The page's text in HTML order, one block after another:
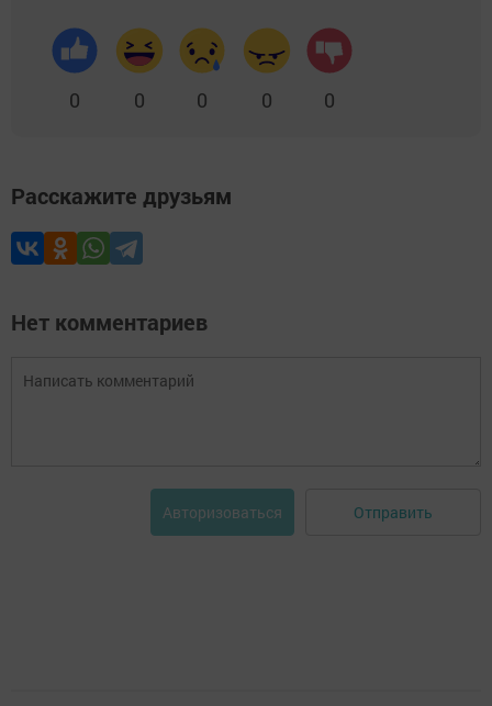
0 0 0 0 0
Расскажите друзьям
Нет комментариев
Авторизоваться Отправить